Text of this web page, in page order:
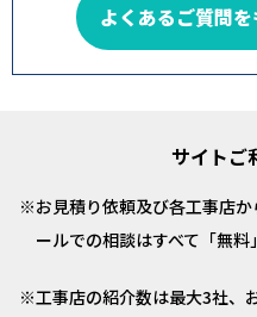
よくあるご質問
サイトご
お見積り依頼及び各工事店
ールでの相談はすべて「無料
工事店の紹介数は最大3社、